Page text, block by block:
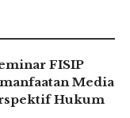
FISIP
Media
Hukum